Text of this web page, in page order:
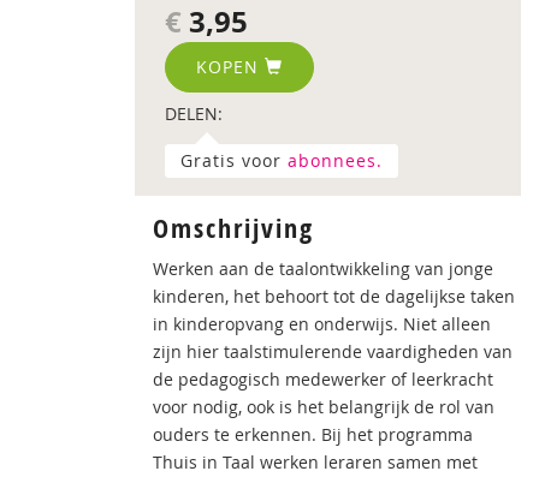
€ 3,95
KOPEN
DELEN:
Gratis voor abonnees.
Omschrijving
Werken aan de taalontwikkeling van jonge
kinderen, het behoort tot de dagelijkse taken
in kinderopvang en onderwijs. Niet alleen
zijn hier taalstimulerende vaardigheden van
de pedagogisch medewerker of leerkracht
voor nodig, ook is het belangrijk de rol van
ouders te erkennen. Bij het programma
Thuis in Taal werken leraren samen met